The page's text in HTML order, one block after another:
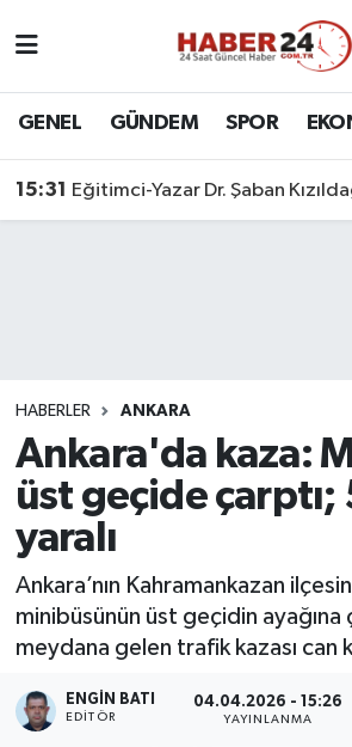
GENEL GÜNDEM SPOR
15:31 Eğitimci-Yazar Dr. Şaban Kızıldağ’dan
HABERLER ANKARA
Ankara'da kaza:
üst geçide çarptı;
yaralı
Ankara’nın Kahramankazan
minibüsünün üst geçidin ayağına
meydana gelen trafik kazası can
ENGIN BATI
EDITÖR
04.04.2026 - 15:26
YAYINLANMA
Nöbetçi Eczaneler
Son Dakika Haberleri
Haber Arşivi